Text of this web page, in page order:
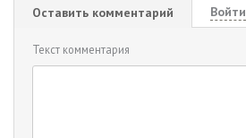
Оставить комментарий Войти
Текст комментария